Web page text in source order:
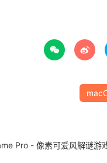
 
Pro - 像素可爱风解谜游